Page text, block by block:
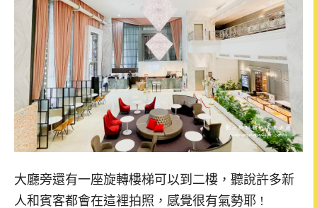
大廳旁還有一座旋轉樓梯可以到二樓，聽說許多新
人和賓客都會在這裡拍照，感覺很有氣勢耶 !